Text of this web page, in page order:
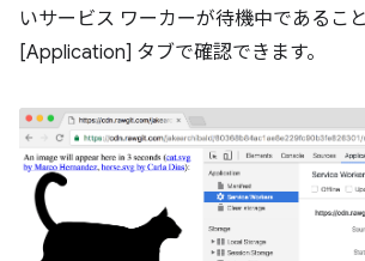
いサービス ワーカーが待機中であるこ
[Application] タブで確認できます。